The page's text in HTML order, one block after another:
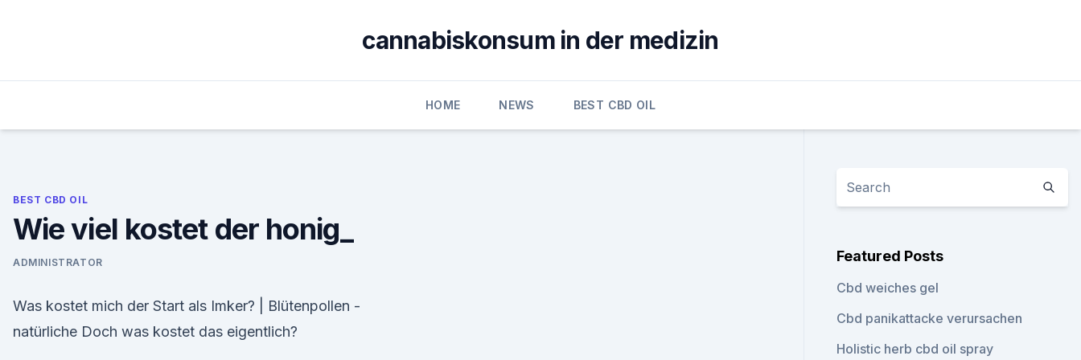
cannabiskonsum in der medizin
HOME NEWS BEST CBD OIL
BEST CBD OIL
Wie viel kostet der honig_
ADMINISTRATOR
Was kostet mich der Start als Imker? | Blütenpollen -
natürliche Doch was kostet das eigentlich?
Featured Posts
Cbd weiches gel
Cbd panikattacke verursachen
Holistic herb cbd oil spray